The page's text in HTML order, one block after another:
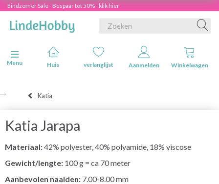
Eindzomer Sale - Bespaar tot 50% - klik hier
Navigatie in-/uitschakelen
Menu
Huis verlanglijst Aanmelden Winkelwagen
Katia
Katia Jarapa
Materiaal:42% polyester, 40% polyamide, 18% viscose
Gewicht/lengte: 100 g = ca 70 meter
Aanbevolen naalden: 7.00-8.00 mm